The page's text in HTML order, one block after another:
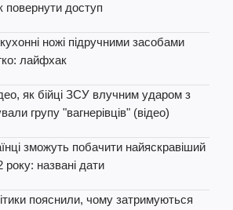
повернути доступ
ножі підручними засобами
лайфхак
як бійці ЗСУ влучним ударом з
групу "вагнерівців" (відео)
зможуть побачити найяскравіший
року: названі дати
пояснили, чому затримуються